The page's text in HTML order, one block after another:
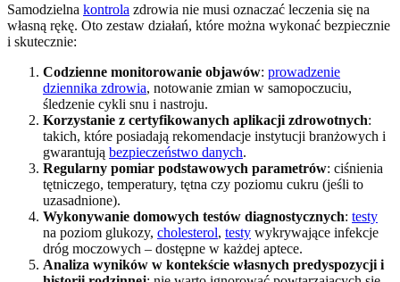
Samodzielna kontrola zdrowia nie musi oznaczać leczenia się na
własną rękę. Oto zestaw działań, które można wykonać bezpiecznie
i skutecznie:
Codzienne monitorowanie objawów: prowadzenie
dziennika zdrowia, notowanie zmian w samopoczuciu,
śledzenie cykli snu i nastroju.
Korzystanie z certyfikowanych aplikacji zdrowotnych:
takich, które posiadają rekomendacje instytucji branżowych i
gwarantują bezpieczeństwo danych.
Regularny pomiar podstawowych parametrów: ciśnienia
tętniczego, temperatury, tętna czy poziomu cukru (jeśli to
uzasadnione).
Wykonywanie domowych testów diagnostycznych: testy
na poziom glukozy, cholesterol, testy wykrywające infekcje
dróg moczowych – dostępne w każdej aptece.
Analiza wyników w kontekście własnych predyspozycji i